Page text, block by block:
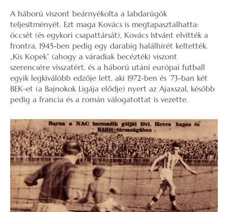
A háború viszont beárnyékolta a labdarúgók
teljesítményét. Ezt maga Kovács is megtapasztalhatta:
öccsét (és egykori csapattársát), Kovács Istvánt elvitték a
frontra, 1945-ben pedig egy darabig halálhírét keltették.
„Kis Kopek” (ahogy a váradiak becézték) viszont
szerencsére visszatért, és a háború utáni európai futball
egyik legkiválóbb edzője lett, aki 1972-ben és ’73-ban két
BEK-et (a Bajnokok Ligája elődje) nyert az Ajaxszal, később
pedig a francia és a román válogatottat is vezette.